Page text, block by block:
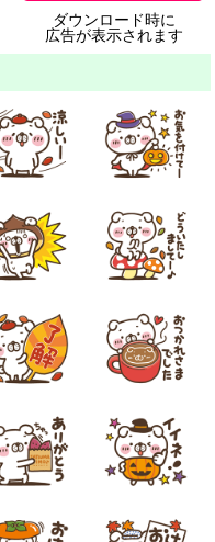
ダウンロード時に
広告が表示されます